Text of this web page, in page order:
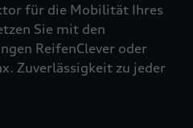
für die Mobilität Ihres
Sie mit den
ReifenClever oder
Zuverlässigkeit zu jeder